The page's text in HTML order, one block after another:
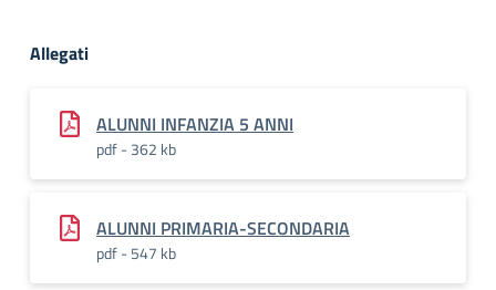
Allegati
ALUNNI INFANZIA 5 ANNI
pdf - 362 kb
ALUNNI PRIMARIA-SECONDARIA
pdf - 547 kb